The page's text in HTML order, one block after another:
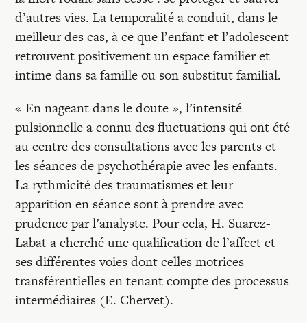
d’autres vies. La temporalité a conduit, dans le
meilleur des cas, à ce que l’enfant et l’adolescent
retrouvent positivement un espace familier et
intime dans sa famille ou son substitut familial.
« En nageant dans le doute », l’intensité
pulsionnelle a connu des fluctuations qui ont été
au centre des consultations avec les parents et
les séances de psychothérapie avec les enfants.
La rythmicité des traumatismes et leur
apparition en séance sont à prendre avec
prudence par l’analyste. Pour cela, H. Suarez-
Labat a cherché une qualification de l’affect et
ses différentes voies dont celles motrices
transférentielles en tenant compte des processus
intermédiaires (E. Chervet).